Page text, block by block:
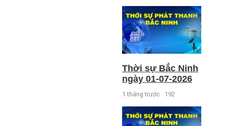
Thời sự Bắc Ninh
ngày 01-07-2026
1 tháng trước 192